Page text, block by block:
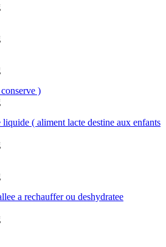
)
( aliment lacte destine aux enfants
a rechauffer ou deshydratee